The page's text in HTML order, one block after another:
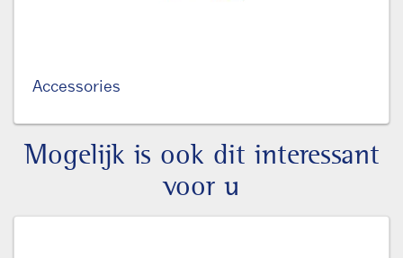
Accessories
Mogelijk is ook dit interessant
voor u